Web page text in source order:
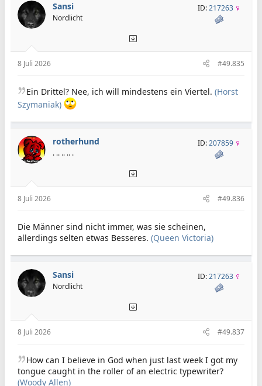
Sansi
Nordlicht
ID:217263
8 Juli 2026 #49.835
Ein Drittel? Nee, ich will mindestens ein Viertel. (Horst
Szymaniak)
rotherhund
. .. .. .. .
ID:207859
8 Juli 2026 #49.836
Die Männer sind nicht immer, was sie scheinen,
allerdings selten etwas Besseres. (Queen Victoria)
Sansi
Nordlicht
ID:217263
8 Juli 2026 #49.837
How can I believe in God when just last week I got my
tongue caught in the roller of an electric typewriter?
(Woody Allen)